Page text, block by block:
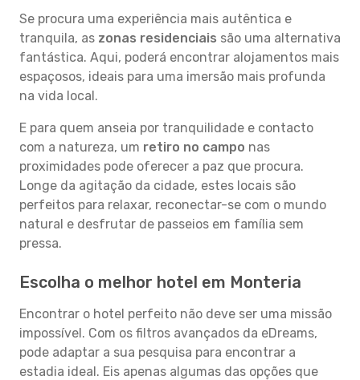
Se procura uma experiência mais autêntica e
tranquila, as zonas residenciais são uma alternativa
fantástica. Aqui, poderá encontrar alojamentos mais
espaçosos, ideais para uma imersão mais profunda
na vida local.
E para quem anseia por tranquilidade e contacto
com a natureza, um retiro no campo nas
proximidades pode oferecer a paz que procura.
Longe da agitação da cidade, estes locais são
perfeitos para relaxar, reconectar-se com o mundo
natural e desfrutar de passeios em família sem
pressa.
Escolha o melhor hotel em Monteria
Encontrar o hotel perfeito não deve ser uma missão
impossível. Com os filtros avançados da eDreams,
pode adaptar a sua pesquisa para encontrar a
estadia ideal. Eis apenas algumas das opções que